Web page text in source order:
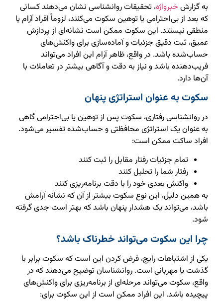
به گزارش خبرواژه، تحقیقات روانشناسی نشان می‌دهند کسانی
که بعد از بی‌احترامی یا توهین سکوت می‌کنند، لزوماً افراد آرام یا
منطقی نیستند. این سکوت ممکن است نشانه‌ای از پردازش
عمیق، ثبت دقیق جزئیات و آماده‌سازی برای واکنش‌های
حساب‌شده باشد. در واقع، ظاهر آرام این افراد می‌تواند
فریب‌دهنده باشد و نیاز به دقت و آگاهی بیشتر در تعاملات با
آن‌ها دارد.
سکوت به عنوان استراتژی پنهان
در روانشناسی رفتاری، سکوت پس از توهین یا بی‌احترامی گاهی
به عنوان یک استراتژی محافظتی و حساب‌شده تفسیر می‌شود.
افراد ساکت ممکن است:
تمام جزئیات رفتار مقابل را ثبت کنند
رفتار شما را تحلیل کنند
واکنش بعدی خود را با دقت برنامه‌ریزی کنند
به همین دلیل، این نوع سکوت بیشتر از آن که نشانه آرامش
باشد، می‌تواند یک هشدار پنهان باشد که بهتر است جدی گرفته
شود.
چرا این سکوت می‌تواند خطرناک باشد؟
یکی از اشتباهات رایج، فرض کردن این است که سکوت برابر با
گذشت یا مهربانی است. روانشناسان توضیح می‌دهند که در
واقع، سکوت می‌تواند مرحله‌ای از برنامه‌ریزی برای واکنش‌های
پیچیده باشد. این افراد ممکن است از این سکوت برای: